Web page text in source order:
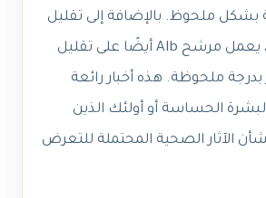
بشكل ملحوظ. بالإضافة إلى تقليل
الملوثات الضارة، يعمل مرشح Alb أيضًا على تقليل
ملحوظة. هذه أخبار رائعة
الحساسة أو أولئك الذين
الآثار الصحية المحتملة للتعرض